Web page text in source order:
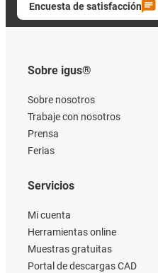
Encuesta de satisfacción
Sobre igus®
Sobre nosotros
Trabaje con nosotros
Prensa
Ferias
Servicios
Mi cuenta
Herramientas online
Muestras gratuitas
Portal de descargas CAD